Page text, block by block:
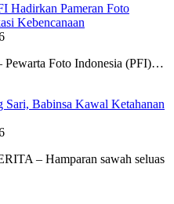
Hadirkan Pameran Foto
Kebencanaan
Foto Indonesia (PFI)…
Sari, Babinsa Kawal Ketahanan
– Hamparan sawah seluas